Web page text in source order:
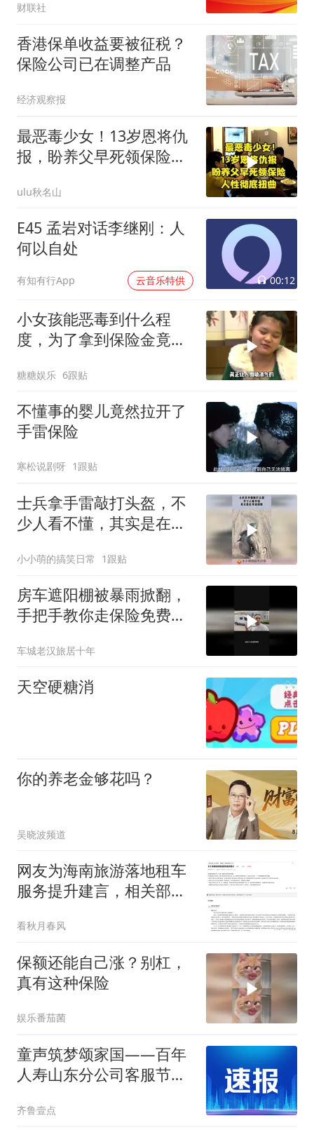
门尚未发布正式政策文件
港险市场仍具竞争力
财联社
香港保单收益要被征税？
保险公司已在调整产品
经济观察报
最恶毒少女！13岁恩将仇
报，盼养父早死领保险，
ulu秋名山
E45 孟岩对话李继刚：人
何以自处
有知有行App 云音乐特供 00:12
小女孩能恶毒到什么程
度，为了拿到保险金竟诅
糖糖娱乐 6跟贴
不懂事的婴儿竟然拉开了
手雷保险
寒松说剧呀 1跟贴
士兵拿手雷敲打头盔，不
少人看不懂，其实是在开
小小萌的搞笑日常 1跟贴
房车遮阳棚被暴雨掀翻，
手把手教你走保险免费换
车城老汉旅居十年
天空硬糖消
你的养老金够花吗？
吴晓波频道
网友为海南旅游落地租车
服务提升建言，相关部门
看秋月春风
保额还能自己涨？别杠，
真有这种保险
娱乐番茄菌
童声筑梦颂家国——百年
人寿山东分公司客服节歌
齐鲁壹点